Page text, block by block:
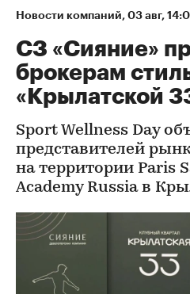
Новости компаний⁠, 03 авг,
СЗ «Сияние»
брокерам
«Крылатской
Sport Wellness Day
представителей
на территории Paris
Academy Russia в